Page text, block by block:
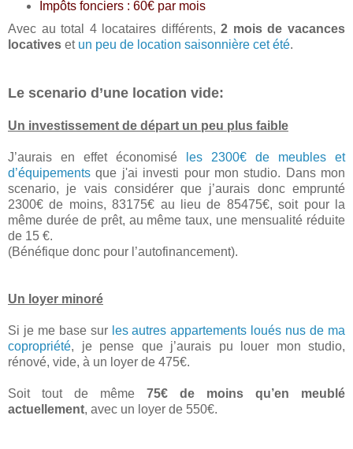
Impôts fonciers : 60€ par mois
Avec au total 4 locataires différents,2 mois de vacances
locatives et un peu de location saisonnière cet été.
Le scenario d’une location vide:
Un investissement de départ un peu plus faible
J’aurais en effet économisé
les 2300€ de meubles et
d’équipements que j'ai investi pour mon studio. Dans mon
scenario, je vais considérer que j’aurais donc emprunté
2300€ de moins, 83175€ au lieu de 85475€, soit pour la
même durée de prêt, au même taux, une mensualité réduite
de 15 €.
(Bénéfique donc pour l’autofinancement).
Un loyer minoré
Si je me base sur les autres appartements loués nus de ma
copropriété, je pense que j’aurais pu louer mon studio,
rénové, vide, à un loyer de 475€.
Soit tout de même 75€ de moins qu’en meublé
actuellement, avec un loyer de 550€.